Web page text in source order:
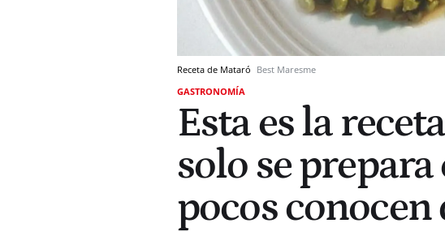
Receta de Mataró Best Maresme
GASTRONOMÍA
Esta es la
solo se
pocos conocen